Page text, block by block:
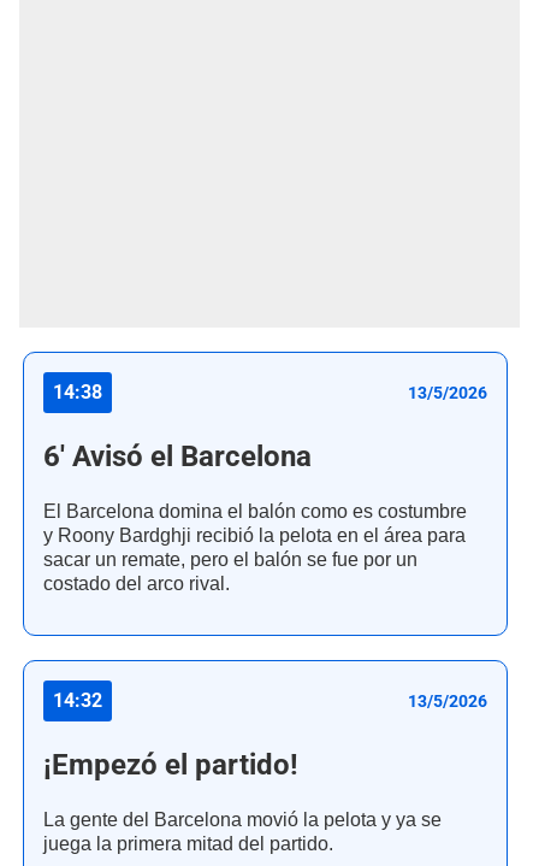
14:38 13/5/2026
6' Avisó el Barcelona
El Barcelona domina el balón como es costumbre
y Roony Bardghji recibió la pelota en el área para
sacar un remate, pero el balón se fue por un
costado del arco rival.
14:32 13/5/2026
¡Empezó el partido!
La gente del Barcelona movió la pelota y ya se
juega la primera mitad del partido.